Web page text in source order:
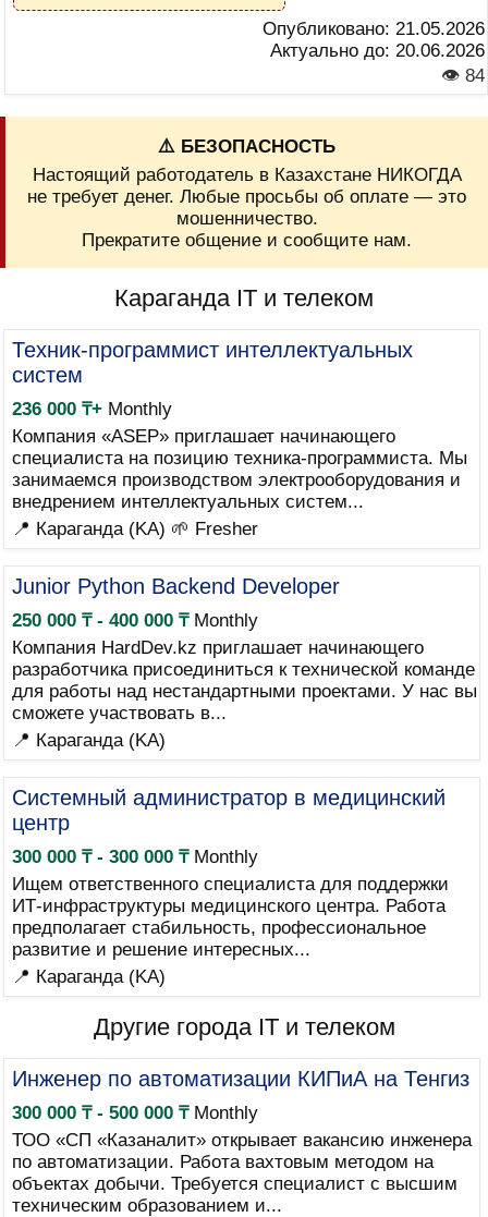
Опубликовано: 21.05.2026
Актуально до: 20.06.2026
👁 84
⚠️ БЕЗОПАСНОСТЬ
Настоящий работодатель в Казахстане НИКОГДА
не требует денег. Любые просьбы об оплате — это
мошенничество.
Прекратите общение и сообщите нам.
Караганда IT и телеком
Техник-программист интеллектуальных
систем
236 000 ₸+Monthly
Компания «ASEP» приглашает начинающего
специалиста на позицию техника-программиста. Мы
занимаемся производством электрооборудования и
внедрением интеллектуальных систем...
📍 Караганда (KA) 🌱 Fresher
Junior Python Backend Developer
250 000 ₸ - 400 000 ₸Monthly
Компания HardDev.kz приглашает начинающего
разработчика присоединиться к технической команде
для работы над нестандартными проектами. У нас вы
сможете участвовать в...
📍 Караганда (KA)
Системный администратор в медицинский
центр
300 000 ₸ - 300 000 ₸Monthly
Ищем ответственного специалиста для поддержки
ИТ-инфраструктуры медицинского центра. Работа
предполагает стабильность, профессиональное
развитие и решение интересных...
📍 Караганда (KA)
Другие города IT и телеком
Инженер по автоматизации КИПиА на Тенгиз
300 000 ₸ - 500 000 ₸Monthly
ТОО «СП «Казаналит» открывает вакансию инженера
по автоматизации. Работа вахтовым методом на
объектах добычи. Требуется специалист с высшим
техническим образованием и...